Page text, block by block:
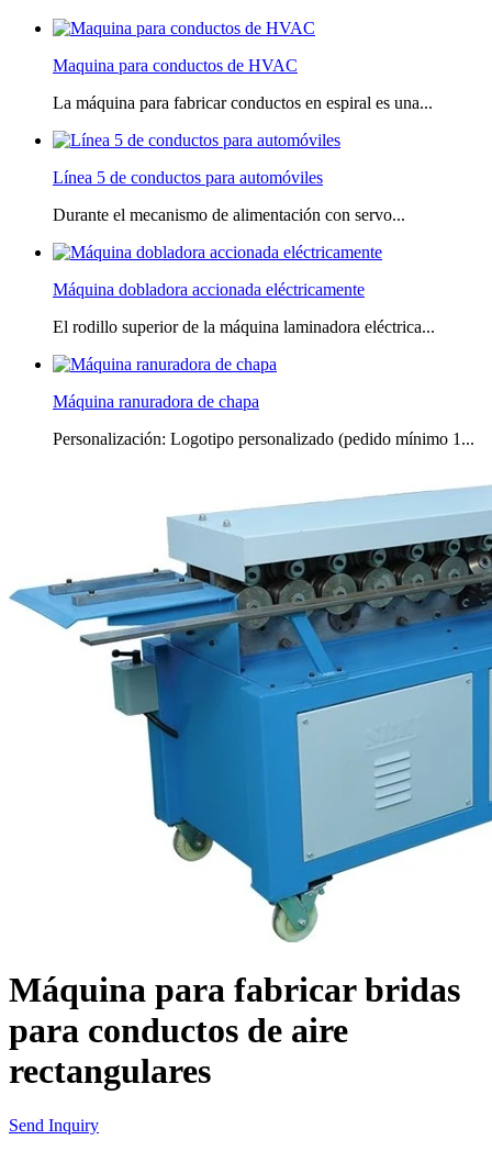
Maquina para conductos de HVAC
La máquina para fabricar conductos en espiral es una...
Línea 5 de conductos para automóviles
Durante el mecanismo de alimentación con servo...
Máquina dobladora accionada eléctricamente
El rodillo superior de la máquina laminadora eléctrica...
Máquina ranuradora de chapa
Personalización: Logotipo personalizado (pedido mínimo 1...
Máquina para fabricar bridas
para conductos de aire
rectangulares
Send Inquiry